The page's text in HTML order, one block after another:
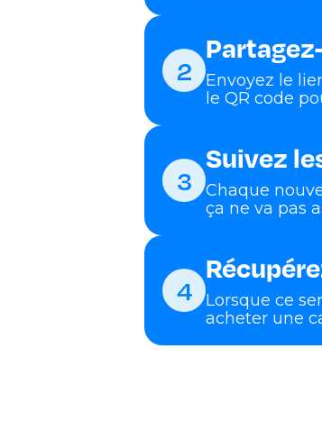
2
Envoyez le
le QR code
3
Suivez
Chaque
ça ne va pas
4
Lorsque ce
acheter une